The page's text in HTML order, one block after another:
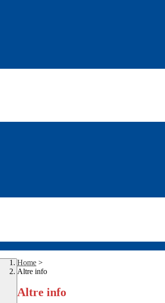
Home >
Altre info
Altre info